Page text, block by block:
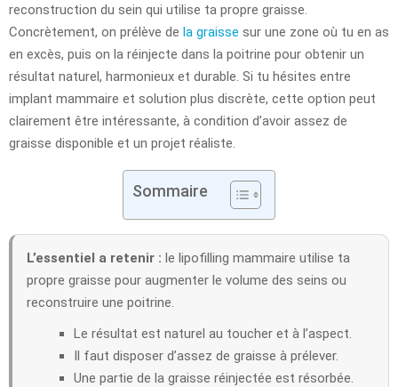
reconstruction du sein qui utilise ta propre graisse.
Concrètement, on prélève de la graisse sur une zone où tu en as
en excès, puis on la réinjecte dans la poitrine pour obtenir un
résultat naturel, harmonieux et durable. Si tu hésites entre
implant mammaire et solution plus discrète, cette option peut
clairement être intéressante, à condition d’avoir assez de
graisse disponible et un projet réaliste.
Sommaire
L’essentiel a retenir : le lipofilling mammaire utilise ta
propre graisse pour augmenter le volume des seins ou
reconstruire une poitrine.
Le résultat est naturel au toucher et à l’aspect.
Il faut disposer d’assez de graisse à prélever.
Une partie de la graisse réinjectée est résorbée.